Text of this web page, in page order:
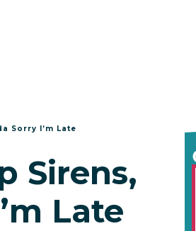
Sorry I’m Late
Sirens,
Late